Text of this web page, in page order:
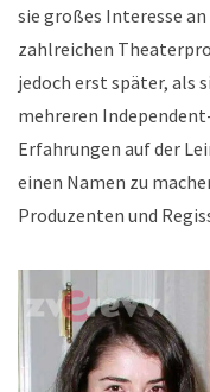
sie großes Interesse
zahlreichen
jedoch erst später, als
mehreren
Erfahrungen auf der
einen Namen zu
Produzenten und